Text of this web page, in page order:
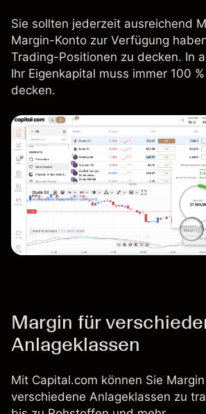
Sie sollten jederzeit ausreichend
Margin-Konto zur Verfügung
Trading-Positionen zu decken. In
Ihr Eigenkapital muss immer 100
decken.
Margin für
Anlageklassen
Mit Capital.com können Sie
verschiedene Anlageklassen zu